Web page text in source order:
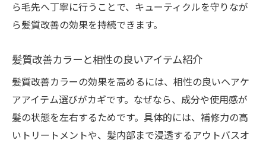
ら毛先へ丁寧に行うことで、キューティクルを守りなが
ら髪質改善の効果を持続できます。
髪質改善カラーと相性の良いアイテム紹介
髪質改善カラーの効果を高めるには、相性の良いヘアケ
アアイテム選びがカギです。なぜなら、成分や使用感が
髪の状態を左右するためです。具体的には、補修力の高
いトリートメントや、髪内部まで浸透するアウトバスオ